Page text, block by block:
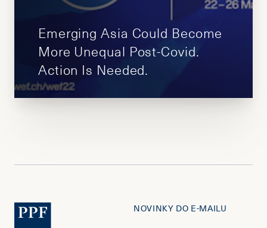
Emerging Asia Could Become
More Unequal Post-Covid.
Action Is Needed.
NOVINKY DO E-MAILU